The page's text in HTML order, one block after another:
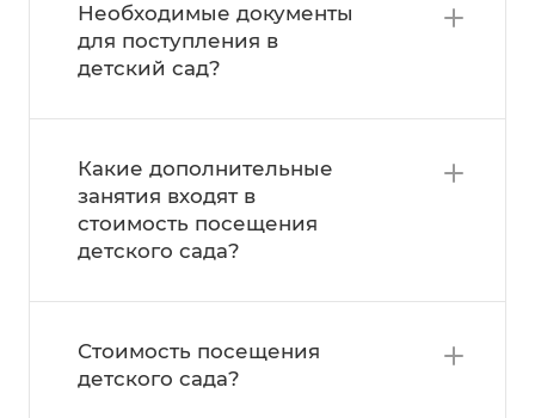
Необходимые документы
для поступления в
детский сад?
Какие дополнительные
занятия входят в
стоимость посещения
детского сада?
Стоимость посещения
детского сада?